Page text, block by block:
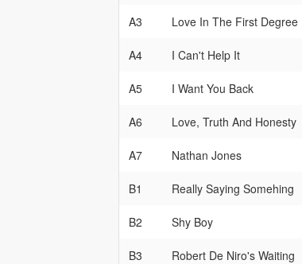
A3 Love In The First Degree
A4 I Can't Help It
A5 I Want You Back
A6 Love, Truth And Honesty
A7 Nathan Jones
B1 Really Saying Somehing
B2 Shy Boy
B3 Robert De Niro's Waiting